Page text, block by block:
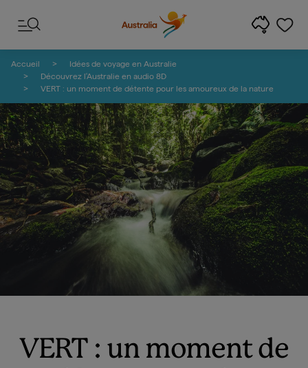
Accueil
Idées de voyage en Australie
Découvrez l'Australie en audio 8D
VERT : un moment de détente pour les amoureux de la nature
VERT : un moment de